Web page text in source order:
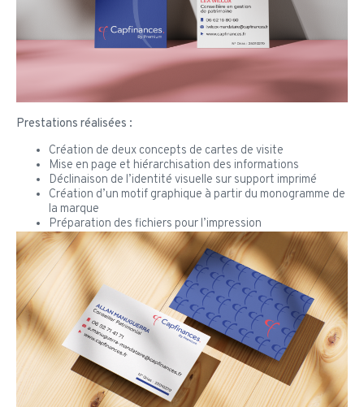
Prestations réalisées :
Création de deux concepts de cartes de visite
Mise en page et hiérarchisation des informations
Déclinaison de l’identité visuelle sur support imprimé
Création d’un motif graphique à partir du monogramme de
la marque
Préparation des fichiers pour l’impression